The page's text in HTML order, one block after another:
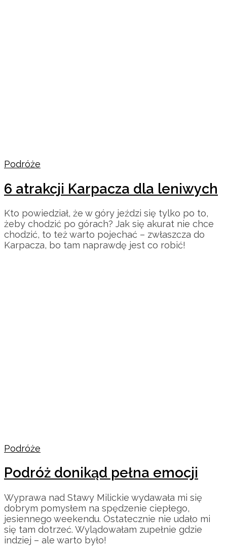
Podróże
6 atrakcji Karpacza dla leniwych
Kto powiedział, że w góry jeździ się tylko po to,
żeby chodzić po górach? Jak się akurat nie chce
chodzić, to też warto pojechać – zwłaszcza do
Karpacza, bo tam naprawdę jest co robić!
Podróże
Podróż donikąd pełna emocji
Wyprawa nad Stawy Milickie wydawała mi się
dobrym pomysłem na spędzenie ciepłego,
jesiennego weekendu. Ostatecznie nie udało mi
się tam dotrzeć. Wylądowałam zupełnie gdzie
indziej – ale warto było!